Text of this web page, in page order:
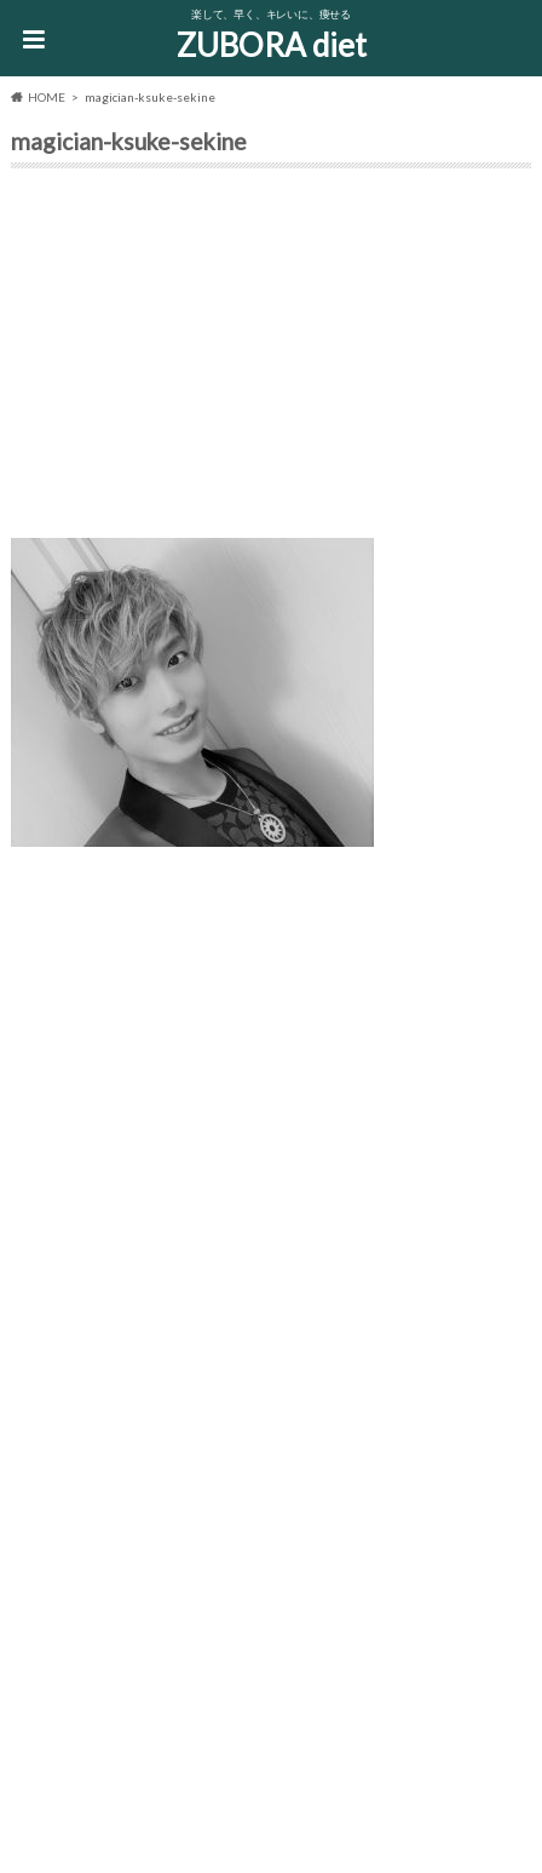
楽して、早く、キレいに、痩せる
ZUBORA diet
HOME magician-ksuke-sekine
magician-ksuke-sekine